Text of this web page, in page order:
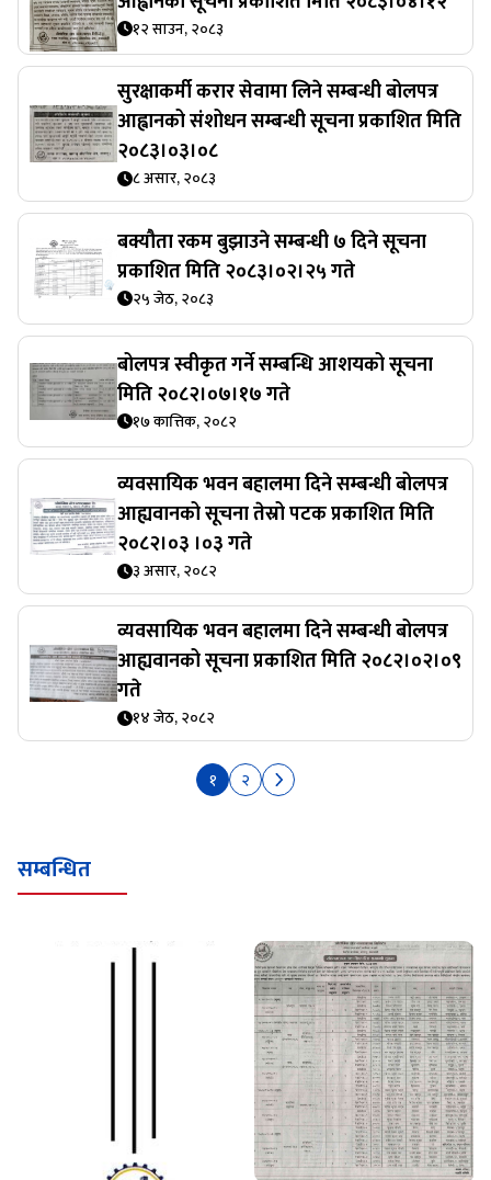
१२ साउन, २०८३
सुरक्षाकर्मी करार सेवामा लिने सम्बन्धी बोलपत्र
आह्वानको संशोधन सम्बन्धी सूचना प्रकाशित मिति
२०८३।०३।०८
८ असार, २०८३
बक्यौता रकम बुझाउने सम्बन्धी ७ दिने सूचना
प्रकाशित मिति २०८३।०२।२५ गते
२५ जेठ, २०८३
बोलपत्र स्वीकृत गर्ने सम्बन्धि आशयको सूचना
मिति २०८२।०७।१७ गते
१७ कात्तिक, २०८२
व्यवसायिक भवन बहालमा दिने सम्बन्धी बोलपत्र
आह्यवानको सूचना तेस्रो पटक प्रकाशित मिति
२०८२।०३ ।०३ गते
३ असार, २०८२
व्यवसायिक भवन बहालमा दिने सम्बन्धी बोलपत्र
आह्यवानको सूचना प्रकाशित मिति २०८२।०२।०९
गते
१४ जेठ, २०८२
१ २
सम्बन्धित